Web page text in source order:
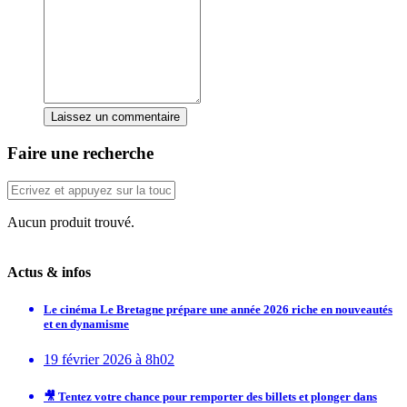
Laissez un commentaire
Faire une recherche
Aucun produit trouvé.
Actus & infos
Le cinéma Le Bretagne prépare une année 2026 riche en nouveautés
et en dynamisme
19 février 2026 à 8h02
🎥 Tentez votre chance pour remporter des billets et plonger dans